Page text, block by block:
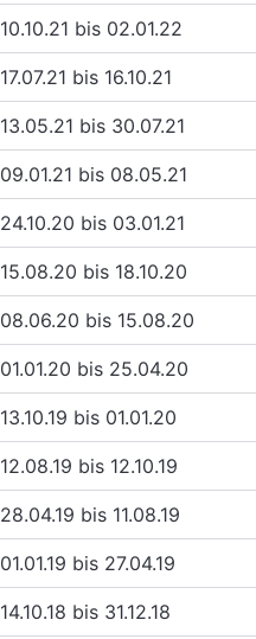
10.10.21 bis 02.01.22
17.07.21 bis 16.10.21
13.05.21 bis 30.07.21
09.01.21 bis 08.05.21
24.10.20 bis 03.01.21
15.08.20 bis 18.10.20
08.06.20 bis 15.08.20
01.01.20 bis 25.04.20
13.10.19 bis 01.01.20
12.08.19 bis 12.10.19
28.04.19 bis 11.08.19
01.01.19 bis 27.04.19
14.10.18 bis 31.12.18